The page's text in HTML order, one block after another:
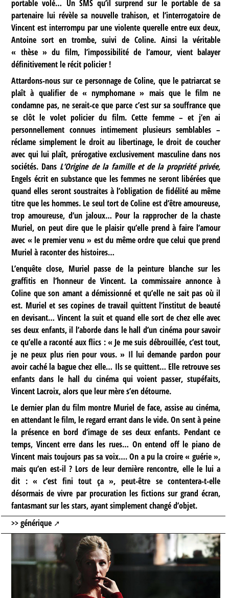
portable volé… Un SMS qu’il surprend sur le portable de sa
partenaire lui révèle sa nouvelle trahison, et l’interrogatoire de
Vincent est interrompu par une violente querelle entre eux deux,
Antoine sort en trombe, suivi de Coline. Ainsi la véritable
« thèse » du film, l’impossibilité de l’amour, vient balayer
définitivement le récit policier !
Attardons-nous sur ce personnage de Coline, que le patriarcat se
plaît à qualifier de « nymphomane » mais que le film ne
condamne pas, ne serait-ce que parce c’est sur sa souffrance que
se clôt le volet policier du film. Cette femme – et j’en ai
personnellement connues intimement plusieurs semblables –
réclame simplement le droit au libertinage, le droit de coucher
avec qui lui plaît, prérogative exclusivement masculine dans nos
sociétés. Dans L’Origine de la famille et de la propriété privée,
Engels écrit en substance que les femmes ne seront libérées que
quand elles seront soustraites à l’obligation de fidélité au même
titre que les hommes. Le seul tort de Coline est d’être amoureuse,
trop amoureuse, d’un jaloux… Pour la rapprocher de la chaste
Muriel, on peut dire que le plaisir qu’elle prend à faire l’amour
avec « le premier venu » est du même ordre que celui que prend
Muriel à raconter des histoires…
L’enquête close, Muriel passe de la peinture blanche sur les
graffitis en l’honneur de Vincent. La commissaire annonce à
Coline que son amant a démissionné et qu’elle ne sait pas où il
est. Muriel et ses copines de travail quittent l’institut de beauté
en devisant… Vincent la suit et quand elle sort de chez elle avec
ses deux enfants, il l’aborde dans le hall d’un cinéma pour savoir
ce qu’elle a raconté aux flics : « Je me suis débrouillée, c’est tout,
je ne peux plus rien pour vous. » Il lui demande pardon pour
avoir caché la bague chez elle… Ils se quittent… Elle retrouve ses
enfants dans le hall du cinéma qui voient passer, stupéfaits,
Vincent Lacroix, alors que leur mère s’en détourne.
Le dernier plan du film montre Muriel de face, assise au cinéma,
en attendant le film, le regard errant dans le vide. On sent à peine
la présence en bord d’image de ses deux enfants. Pendant ce
temps, Vincent erre dans les rues… On entend off le piano de
Vincent mais toujours pas sa voix…. On a pu la croire « guérie »,
mais qu’en est-il ? Lors de leur dernière rencontre, elle le lui a
dit : « c’est fini tout ça », peut-être se contentera-t-elle
désormais de vivre par procuration les fictions sur grand écran,
fantasmant sur les stars, ayant simplement changé d’objet.
>> générique